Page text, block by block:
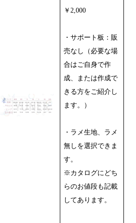
￥2,000
・サポート板：販
売なし（必要な場
合はご自身で作
成、または作成で
きる方をご紹介し
ます。）
・ラメ生地、ラメ
無しを選択できま
す。
※カタログにどち
らのお値段も記載
してあります。